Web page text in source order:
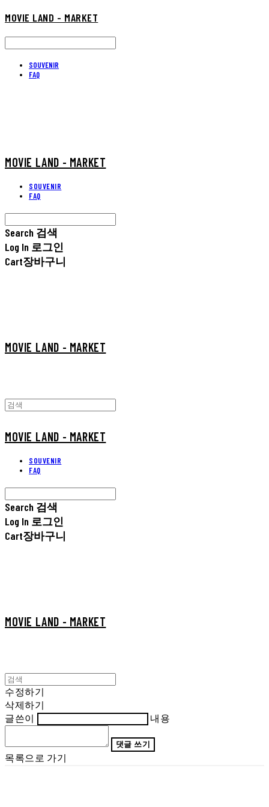
MOVIE LAND - MARKET
SOUVENIR
FAQ
MOVIE LAND - MARKET
SOUVENIR
FAQ
Search 검색
Log In 로그인
Cart장바구니
MOVIE LAND - MARKET
MOVIE LAND - MARKET
SOUVENIR
FAQ
Search 검색
Log In 로그인
Cart장바구니
MOVIE LAND - MARKET
수정하기
삭제하기
글쓴이
내용
댓글 쓰기
목록으로 가기